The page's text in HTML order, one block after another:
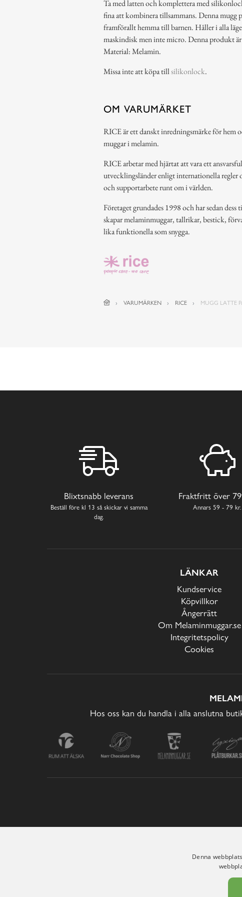
Ta med latten och komplettera med
fina att kombinera tillsammans. Denna mugg
framförallt hemma till barnen. Håller i alla
maskindisk men inte micro. Denna produkt
Material: Melamin.
Missa inte att köpa tillsilikonlock.
OM VARUMÄRKET
RICE är ett danskt inredningsmärke för hem
muggar i melamin.
RICE arbetar med hjärtat att vara ett
utvecklingsländer enligt internationella
och supportarbete runt om i världen.
Företaget grundades 1998 och har sedan
skapar melaminmuggar, tallrikar, bestick,
lika funktionella som snygga.
VARUMÄRKEN RICE MUGG LATTE
Blixtsnabb leverans
Beställ före kl 13 så skickar vi samma
dag.
Fraktfritt över
Annars 59 - 79 kr.
LÄNKAR
Kundservice
Köpvillkor
Ångerrätt
Om Melaminmuggar.se
Integritetspolicy
Cookies
Hos oss kan du handla i alla anslutna
Denna